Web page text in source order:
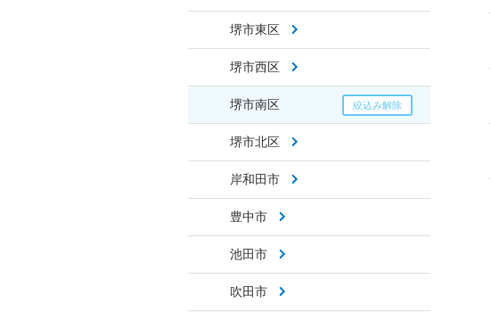
堺市東区
堺市西区
堺市南区
堺市北区
岸和田市
豊中市
池田市
吹田市